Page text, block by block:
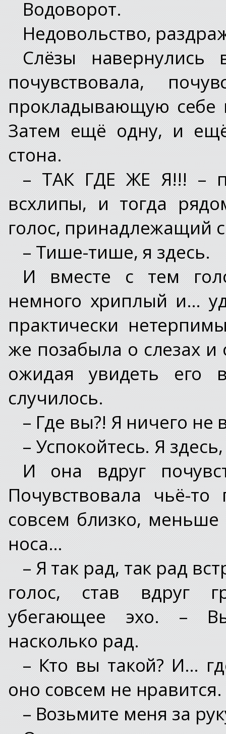
Водоворот.
Недовольство,
Слёзы
почувствовала,
прокладывающую себе
Затем ещё одну, и
стона.
– ТАК ГДЕ ЖЕ Я!!! –
всхлипы, и тогда
голос, принадлежащий
– Тише-тише, я здесь.
И вместе с тем
немного хриплый и…
практически
же позабыла о слезах и
ожидая увидеть его
случилось.
– Где вы?! Я ничего не
– Успокойтесь. Я
И она вдруг
Почувствовала чьё-
совсем близко,
носа…
– Я так рад, так рад
голос, став вдруг
убегающее эхо. –
насколько рад.
– Кто вы такой? И…
оно совсем не нравится.
– Возьмите меня за